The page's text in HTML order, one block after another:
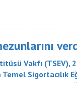
karar
M...
Vakfı (TSEV),
Temel Sigortacılık
Sigortacılık